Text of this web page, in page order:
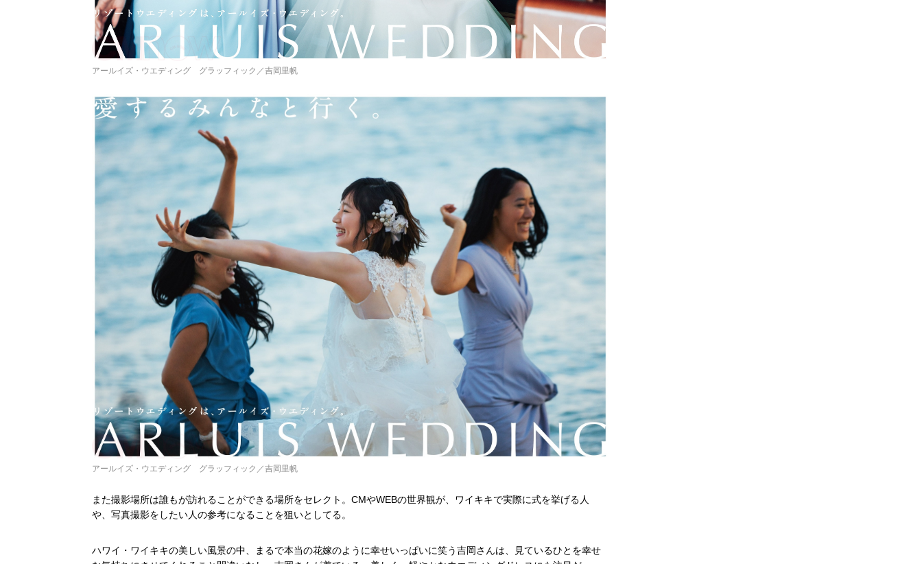
アールイズ・ウエディング グラッフィック／吉岡里帆
アールイズ・ウエディング グラッフィック／吉岡里帆
また撮影場所は誰もが訪れることができる場所をセレクト。CMやWEBの世界観が、ワイキキで実際に式を挙げる人
や、写真撮影をしたい人の参考になることを狙いとしてる。
ハワイ・ワイキキの美しい風景の中、まるで本当の花嫁のように幸せいっぱいに笑う吉岡さんは、見ているひとを幸せ